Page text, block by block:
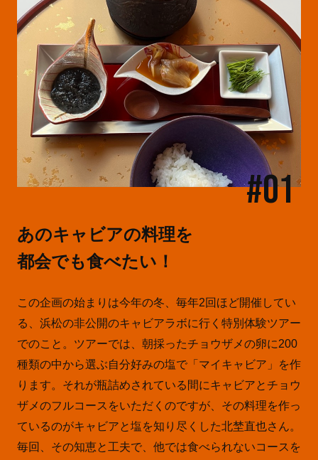
#01
あのキャビアの料理を
都会でも食べたい！
この企画の始まりは今年の冬、毎年2回ほど開催してい
る、浜松の非公開のキャビアラボに行く特別体験ツアー
でのこと。ツアーでは、朝採ったチョウザメの卵に200
種類の中から選ぶ自分好みの塩で「マイキャビア」を作
ります。それが瓶詰めされている間にキャビアとチョウ
ザメのフルコースをいただくのですが、その料理を作っ
ているのがキャビアと塩を知り尽くした北埜直也さん。
毎回、その知恵と工夫で、他では食べられないコースを